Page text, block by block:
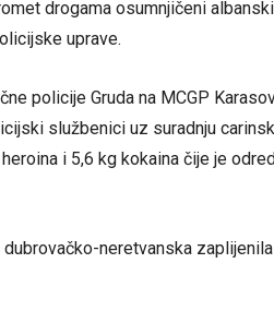
drogama osumnjičeni albanski
uprave.
policije Gruda na MCGP
službenici uz suradnju
i 5,6 kg kokaina čije je
neretvanska